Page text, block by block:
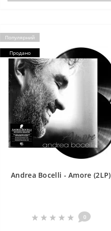
Популярний
Продано
Andrea Bocelli - Amore (2LP)
0